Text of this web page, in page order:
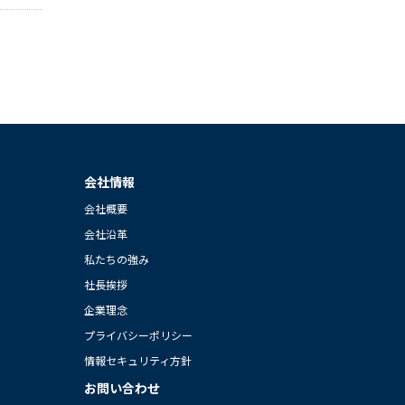
会社情報
会社概要
会社沿革
私たちの強み
社長挨拶
企業理念
プライバシーポリシー
情報セキュリティ方針
お問い合わせ